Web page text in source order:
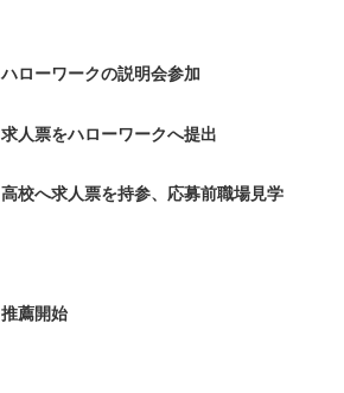
ハローワークの説明会参加
求人票をハローワークへ提出
高校へ求人票を持参、応募前職場見学
推薦開始